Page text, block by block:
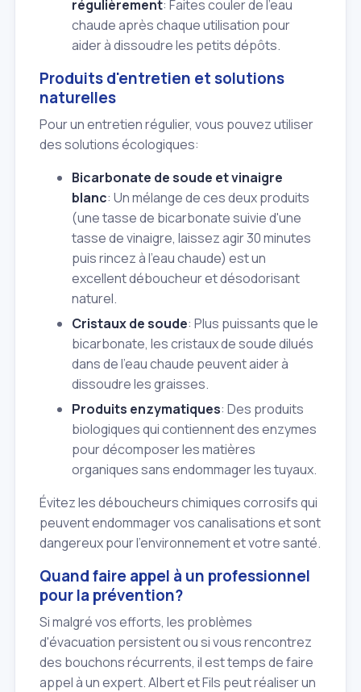
régulièrement: Faites couler de l'eau
chaude après chaque utilisation pour
aider à dissoudre les petits dépôts.
Produits d'entretien et solutions
naturelles
Pour un entretien régulier, vous pouvez utiliser
des solutions écologiques:
Bicarbonate de soude et vinaigre
blanc: Un mélange de ces deux produits
(une tasse de bicarbonate suivie d'une
tasse de vinaigre, laissez agir 30 minutes
puis rincez à l'eau chaude) est un
excellent déboucheur et désodorisant
naturel.
Cristaux de soude: Plus puissants que le
bicarbonate, les cristaux de soude dilués
dans de l'eau chaude peuvent aider à
dissoudre les graisses.
Produits enzymatiques: Des produits
biologiques qui contiennent des enzymes
pour décomposer les matières
organiques sans endommager les tuyaux.
Évitez les déboucheurs chimiques corrosifs qui
peuvent endommager vos canalisations et sont
dangereux pour l'environnement et votre santé.
Quand faire appel à un professionnel
pour la prévention?
Si malgré vos efforts, les problèmes
d'évacuation persistent ou si vous rencontrez
des bouchons récurrents, il est temps de faire
appel à un expert. Albert et Fils peut réaliser un